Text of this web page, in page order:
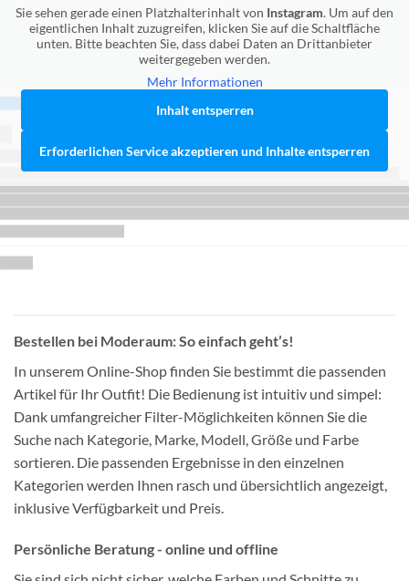
Sie sehen gerade einen Platzhalterinhalt von Instagram. Um auf den
eigentlichen Inhalt zuzugreifen, klicken Sie auf die Schaltfläche
unten. Bitte beachten Sie, dass dabei Daten an Drittanbieter
weitergegeben werden.
Mehr Informationen
Inhalt entsperren
Erforderlichen Service akzeptieren und Inhalte entsperren
Bestellen bei Moderaum: So einfach geht’s!
In unserem Online-Shop finden Sie bestimmt die passenden
Artikel für Ihr Outfit! Die Bedienung ist intuitiv und simpel:
Dank umfangreicher Filter-Möglichkeiten können Sie die
Suche nach Kategorie, Marke, Modell, Größe und Farbe
sortieren. Die passenden Ergebnisse in den einzelnen
Kategorien werden Ihnen rasch und übersichtlich angezeigt,
inklusive Verfügbarkeit und Preis.
Persönliche Beratung - online und offline